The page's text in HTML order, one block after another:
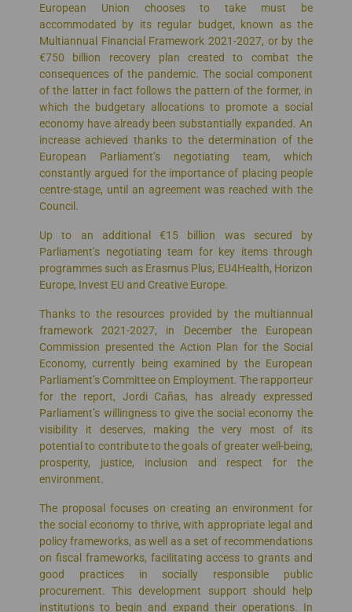
European Union chooses to take must be
accommodated by its regular budget, known as the
Multiannual Financial Framework 2021-2027, or by the
€750 billion recovery plan created to combat the
consequences of the pandemic. The social component
of the latter in fact follows the pattern of the former, in
which the budgetary allocations to promote a social
economy have already been substantially expanded. An
increase achieved thanks to the determination of the
European Parliament’s negotiating team, which
constantly argued for the importance of placing people
centre-stage, until an agreement was reached with the
Council.
Up to an additional €15 billion was secured by
Parliament’s negotiating team for key items through
programmes such as Erasmus Plus, EU4Health, Horizon
Europe, Invest EU and Creative Europe.
Thanks to the resources provided by the multiannual
framework 2021-2027, in December the European
Commission presented the Action Plan for the Social
Economy, currently being examined by the European
Parliament’s Committee on Employment. The rapporteur
for the report, Jordi Cañas, has already expressed
Parliament’s willingness to give the social economy the
visibility it deserves, making the very most of its
potential to contribute to the goals of greater well-being,
prosperity, justice, inclusion and respect for the
environment.
The proposal focuses on creating an environment for
the social economy to thrive, with appropriate legal and
policy frameworks, as well as a set of recommendations
on fiscal frameworks, facilitating access to grants and
good practices in socially responsible public
procurement. This development support should help
institutions to begin and expand their operations. In